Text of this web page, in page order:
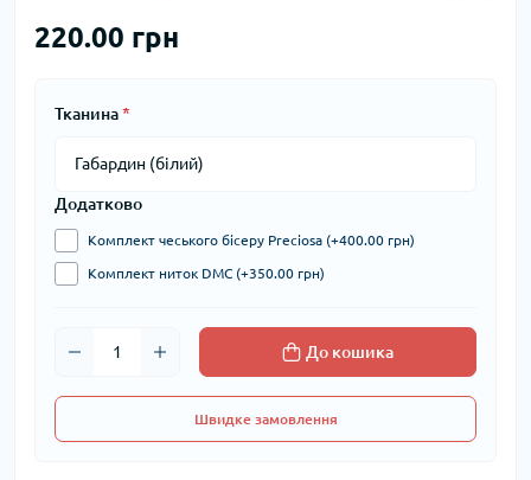
220.00 грн
Тканина*
Додатково
Комплект чеського бісеру Preciosa (+400.00 грн)
Комплект ниток DMC (+350.00 грн)
До кошика
Швидке замовлення